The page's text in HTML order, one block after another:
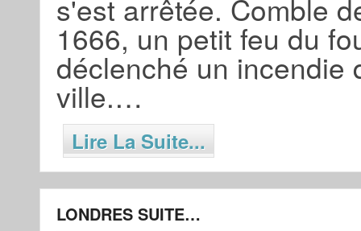
s'est arrêtée. Comble
1666, un petit feu du
déclenché un incendie
ville.…
Lire La Suite...
LONDRES SUITE…